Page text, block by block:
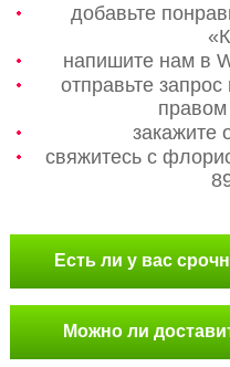
добавьте
напишите нам в
отправьте
закажите
свяжитесь с
Есть ли у вас
Можно ли